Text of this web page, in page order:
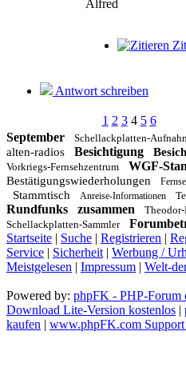
Alfred
Antwort schreiben
1 2 3 4 5 6
September
Schellackplatten-
alten-radios
Besichtigung
Vorkriegs-Fernsehzentrum WGF-
Bestätigungswiederholungen
Stammtisch Anreise-Informationen
Rundfunks zusammen Theodor-
Schellackplatten-Sammler
Startseite | Suche | Registrieren |
Service | Sicherheit | Werbung /
Meistgelesen | Impressum | Welt-
Powered by: phpFK - PHP-Forum
Download Lite-Version kostenlos |
kaufen | www.phpFK.com